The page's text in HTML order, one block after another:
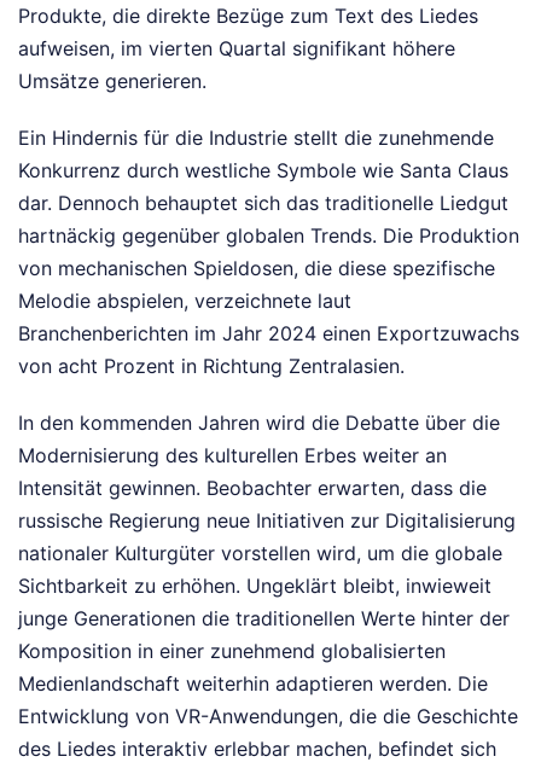
Produkte, die direkte Bezüge zum Text des Liedes
aufweisen, im vierten Quartal signifikant höhere
Umsätze generieren.
Ein Hindernis für die Industrie stellt die zunehmende
Konkurrenz durch westliche Symbole wie Santa Claus
dar. Dennoch behauptet sich das traditionelle Liedgut
hartnäckig gegenüber globalen Trends. Die Produktion
von mechanischen Spieldosen, die diese spezifische
Melodie abspielen, verzeichnete laut
Branchenberichten im Jahr 2024 einen Exportzuwachs
von acht Prozent in Richtung Zentralasien.
In den kommenden Jahren wird die Debatte über die
Modernisierung des kulturellen Erbes weiter an
Intensität gewinnen. Beobachter erwarten, dass die
russische Regierung neue Initiativen zur Digitalisierung
nationaler Kulturgüter vorstellen wird, um die globale
Sichtbarkeit zu erhöhen. Ungeklärt bleibt, inwieweit
junge Generationen die traditionellen Werte hinter der
Komposition in einer zunehmend globalisierten
Medienlandschaft weiterhin adaptieren werden. Die
Entwicklung von VR-Anwendungen, die die Geschichte
des Liedes interaktiv erlebbar machen, befindet sich